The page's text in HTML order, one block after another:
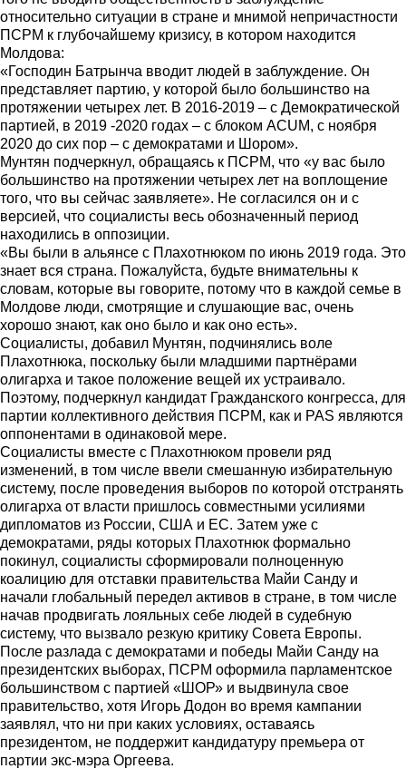
относительно ситуации в стране и мнимой непричастности
ПСРМ к глубочайшему кризису, в котором находится
Молдова:
«Господин Батрынча вводит людей в заблуждение. Он
представляет партию, у которой было большинство на
протяжении четырех лет. В 2016-2019 – с Демократической
партией, в 2019 -2020 годах – с блоком ACUM, с ноября
2020 до сих пор – с демократами и Шором».
Мунтян подчеркнул, обращаясь к ПСРМ, что «у вас было
большинство на протяжении четырех лет на воплощение
того, что вы сейчас заявляете». Не согласился он и с
версией, что социалисты весь обозначенный период
находились в оппозиции.
«Вы были в альянсе с Плахотнюком по июнь 2019 года. Это
знает вся страна. Пожалуйста, будьте внимательны к
словам, которые вы говорите, потому что в каждой семье в
Молдове люди, смотрящие и слушающие вас, очень
хорошо знают, как оно было и как оно есть».
Социалисты, добавил Мунтян, подчинялись воле
Плахотнюка, поскольку были младшими партнёрами
олигарха и такое положение вещей их устраивало.
Поэтому, подчеркнул кандидат Гражданского конгресса, для
партии коллективного действия ПСРМ, как и PAS являются
оппонентами в одинаковой мере.
Социалисты вместе с Плахотнюком провели ряд
изменений, в том числе ввели смешанную избирательную
систему, после проведения выборов по которой отстранять
олигарха от власти пришлось совместными усилиями
дипломатов из России, США и ЕС. Затем уже с
демократами, ряды которых Плахотнюк формально
покинул, социалисты сформировали полноценную
коалицию для отставки правительства Майи Санду и
начали глобальный передел активов в стране, в том числе
начав продвигать лояльных себе людей в судебную
систему, что вызвало резкую критику Совета Европы.
После разлада с демократами и победы Майи Санду на
президентских выборах, ПСРМ оформила парламентское
большинством с партией «ШОР» и выдвинула свое
правительство, хотя Игорь Додон во время кампании
заявлял, что ни при каких условиях, оставаясь
президентом, не поддержит кандидатуру премьера от
партии экс-мэра Оргеева.